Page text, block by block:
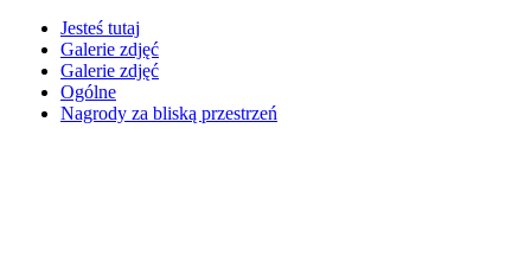
Jesteś tutaj
Galerie zdjęć
Galerie zdjęć
Ogólne
Nagrody za bliską przestrzeń